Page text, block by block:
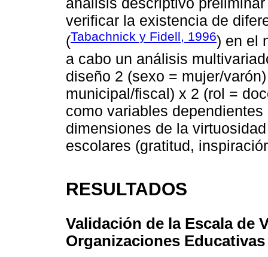
verificar la existencia de
(Tabachnick y Fidell, 1996) en el
a cabo un análisis
diseño 2 (sexo = mujer/
municipal/fiscal) x 2 (rol =
como variables
dimensiones de la
escolares (gratitud,
RESULTADOS
Validación de la Escala de
Organizaciones Educativas